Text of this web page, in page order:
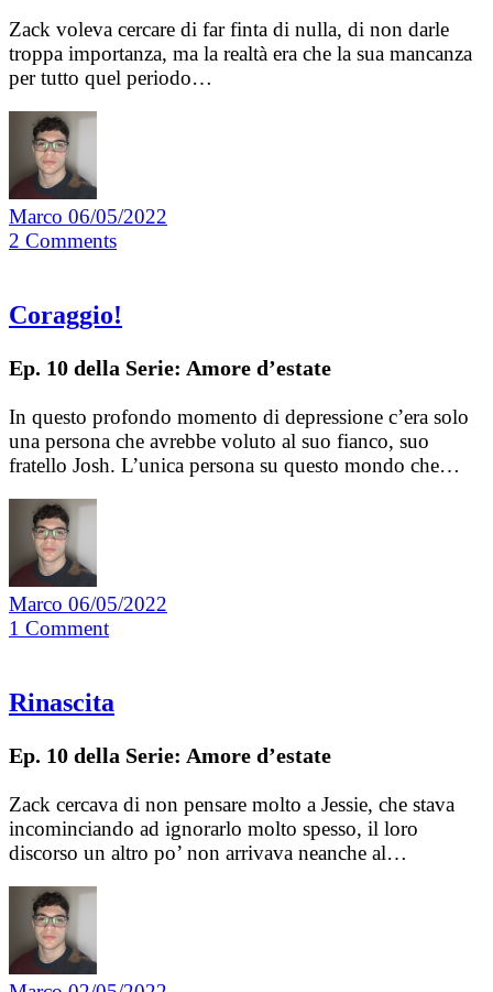
Zack voleva cercare di far finta di nulla, di non darle
troppa importanza, ma la realtà era che la sua mancanza
per tutto quel periodo…
Marco 06/05/2022
2 Comments
Coraggio!
Ep. 10 della Serie: Amore d’estate
In questo profondo momento di depressione c’era solo
una persona che avrebbe voluto al suo fianco, suo
fratello Josh. L’unica persona su questo mondo che…
Marco 06/05/2022
1 Comment
Rinascita
Ep. 10 della Serie: Amore d’estate
Zack cercava di non pensare molto a Jessie, che stava
incominciando ad ignorarlo molto spesso, il loro
discorso un altro po’ non arrivava neanche al…